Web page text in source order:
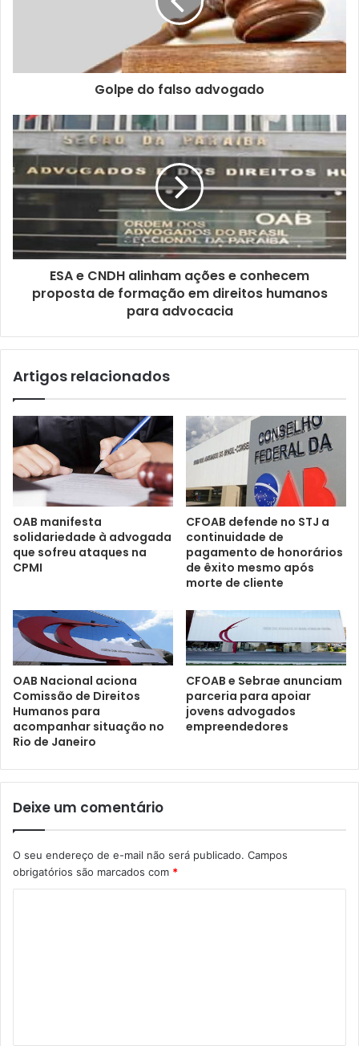
d
e
e
m
a
l
Golpe do falso advogado
ESA e CNDH alinham ações e conhecem
proposta de formação em direitos humanos
para advocacia
Artigos relacionados
OAB manifesta
solidariedade à advogada
que sofreu ataques na
CPMI
CFOAB defende no STJ a
continuidade de
pagamento de honorários
de êxito mesmo após
morte de cliente
OAB Nacional aciona
Comissão de Direitos
Humanos para
acompanhar situação no
Rio de Janeiro
CFOAB e Sebrae anunciam
parceria para apoiar
jovens advogados
empreendedores
Deixe um comentário
O seu endereço de e-mail não será publicado. Campos
obrigatórios são marcados com *